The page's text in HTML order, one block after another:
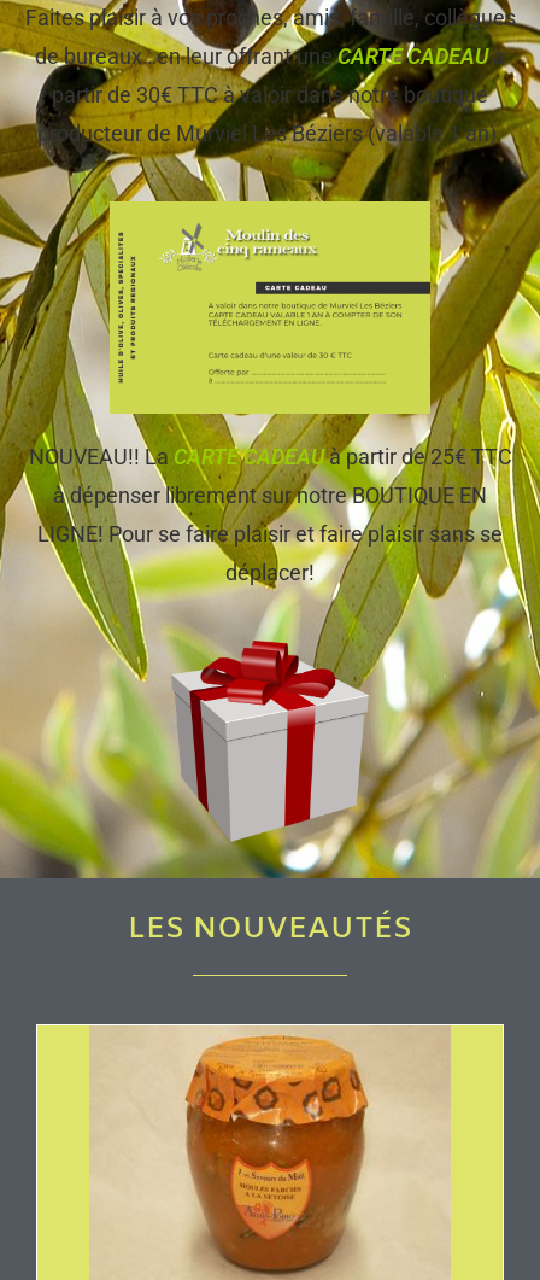
Faites plaisir à vos proches, amis, famille, collègues
de bureaux…en leur offrant uneCARTE CADEAUà
partir de 30€ TTC à valoir dans notre boutique
producteur de Murviel Les Béziers (valable 1 an).
NOUVEAU!! La CARTE CADEAUà partir de 25€ TTC
à dépenser librement sur notre BOUTIQUE EN
LIGNE! Pour se faire plaisir et faire plaisir sans se
déplacer!
LES NOUVEAUTÉS